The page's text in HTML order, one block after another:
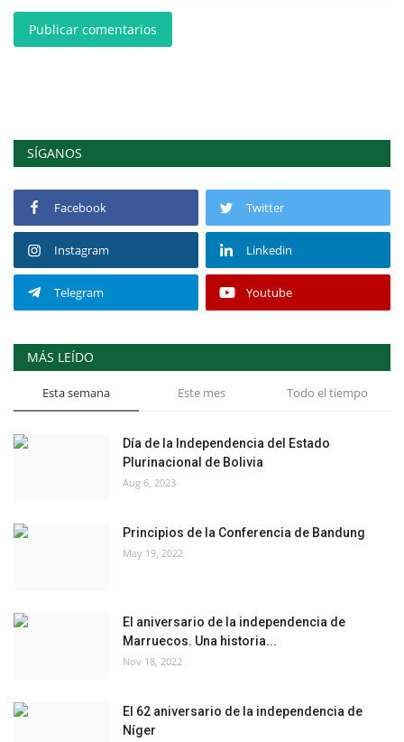
Publicar comentarios
SÍGANOS
Facebook Twitter
Instagram Linkedin
Telegram Youtube
MÁS LEÍDO
Esta semana Este mes Todo el tiempo
Día de la Independencia del Estado
Plurinacional de Bolivia
Aug 6, 2023
Principios de la Conferencia de Bandung
May 19, 2022
El aniversario de la independencia de
Marruecos. Una historia...
Nov 18, 2022
El 62 aniversario de la independencia de
Níger